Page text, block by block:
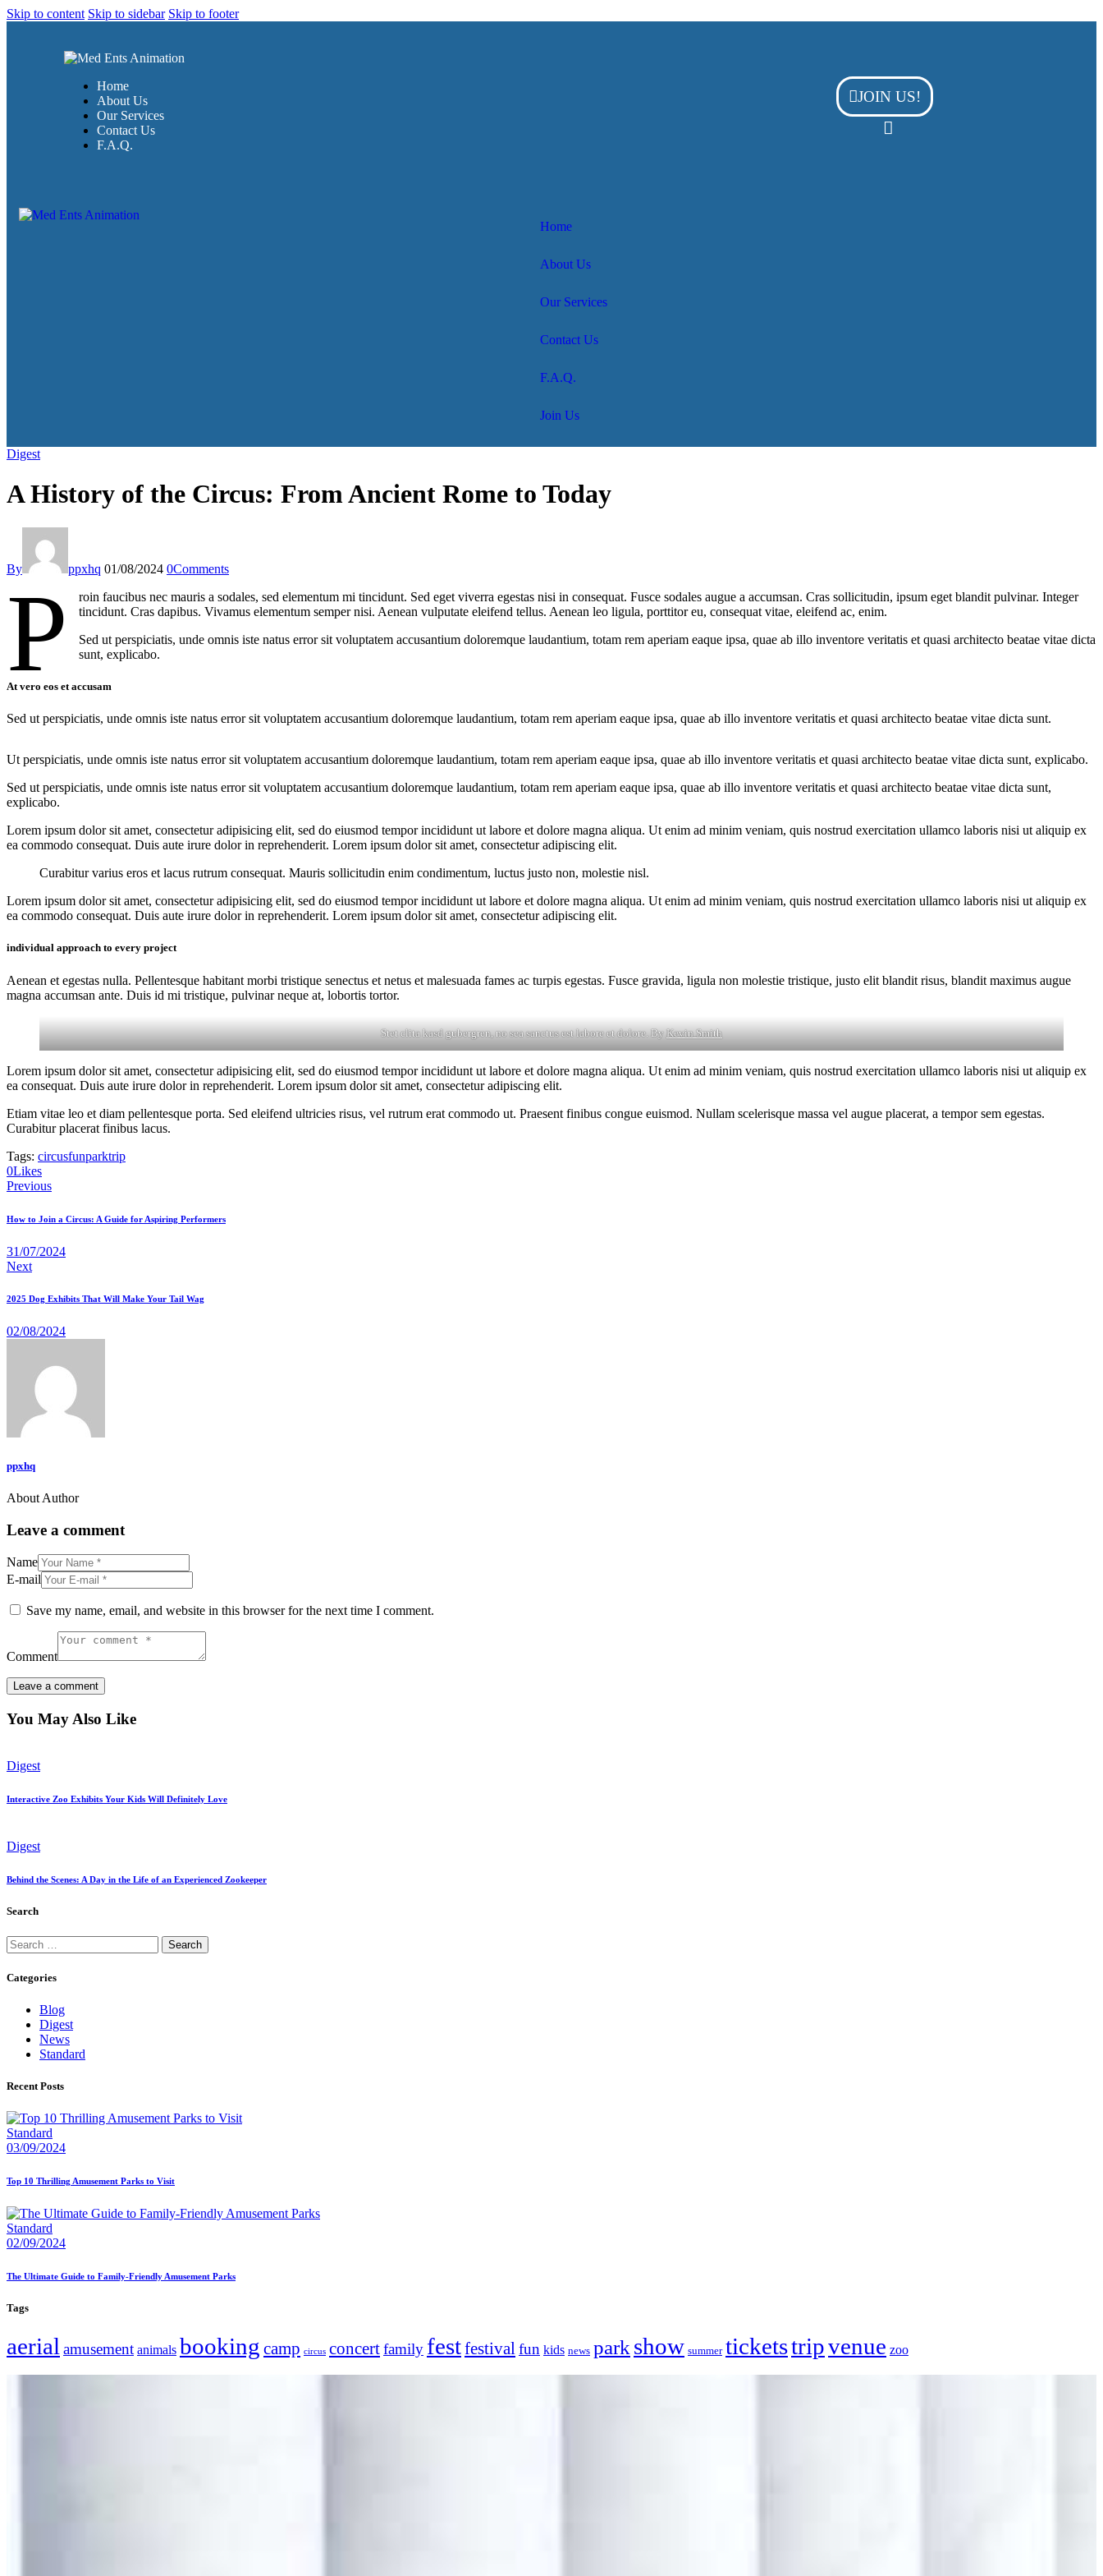
Skip to content Skip to sidebar Skip to footer
Home
About Us
Our Services
Contact Us
F.A.Q.
JOIN US!
Home
About Us
Our Services
Contact Us
F.A.Q.
Join Us
Digest
A History of the Circus: From Ancient Rome to Today
By ppxhq 01/08/2024 0Comments
P
roin faucibus nec mauris a sodales, sed elementum mi tincidunt. Sed eget viverra egestas nisi in consequat. Fusce sodales augue a accumsan. Cras sollicitudin, ipsum eget blandit pulvinar. Integer
tincidunt. Cras dapibus. Vivamus elementum semper nisi. Aenean vulputate eleifend tellus. Aenean leo ligula, porttitor eu, consequat vitae, eleifend ac, enim.
Sed ut perspiciatis, unde omnis iste natus error sit voluptatem accusantium doloremque laudantium, totam rem aperiam eaque ipsa, quae ab illo inventore veritatis et quasi architecto beatae vitae dicta
sunt, explicabo.
At vero eos et accusam
Sed ut perspiciatis, unde omnis iste natus error sit voluptatem accusantium doloremque laudantium, totam rem aperiam eaque ipsa, quae ab illo inventore veritatis et quasi architecto beatae vitae dicta sunt.
Ut perspiciatis, unde omnis iste natus error sit voluptatem accusantium doloremque laudantium, totam rem aperiam eaque ipsa, quae ab illo inventore veritatis et quasi architecto beatae vitae dicta sunt, explicabo.
Sed ut perspiciatis, unde omnis iste natus error sit voluptatem accusantium doloremque laudantium, totam rem aperiam eaque ipsa, quae ab illo inventore veritatis et quasi architecto beatae vitae dicta sunt,
explicabo.
Lorem ipsum dolor sit amet, consectetur adipisicing elit, sed do eiusmod tempor incididunt ut labore et dolore magna aliqua. Ut enim ad minim veniam, quis nostrud exercitation ullamco laboris nisi ut aliquip ex
ea commodo consequat. Duis aute irure dolor in reprehenderit. Lorem ipsum dolor sit amet, consectetur adipiscing elit.
Curabitur varius eros et lacus rutrum consequat. Mauris sollicitudin enim condimentum, luctus justo non, molestie nisl.
Lorem ipsum dolor sit amet, consectetur adipisicing elit, sed do eiusmod tempor incididunt ut labore et dolore magna aliqua. Ut enim ad minim veniam, quis nostrud exercitation ullamco laboris nisi ut aliquip ex
ea commodo consequat. Duis aute irure dolor in reprehenderit. Lorem ipsum dolor sit amet, consectetur adipiscing elit.
individual approach to every project
Aenean et egestas nulla. Pellentesque habitant morbi tristique senectus et netus et malesuada fames ac turpis egestas. Fusce gravida, ligula non molestie tristique, justo elit blandit risus, blandit maximus augue
magna accumsan ante. Duis id mi tristique, pulvinar neque at, lobortis tortor.
Stet clita kasd gubergren, no sea sanctus est labore et dolore. ByKevin Smith
Lorem ipsum dolor sit amet, consectetur adipisicing elit, sed do eiusmod tempor incididunt ut labore et dolore magna aliqua. Ut enim ad minim veniam, quis nostrud exercitation ullamco laboris nisi ut aliquip ex
ea consequat. Duis aute irure dolor in reprehenderit. Lorem ipsum dolor sit amet, consectetur adipiscing elit.
Etiam vitae leo et diam pellentesque porta. Sed eleifend ultricies risus, vel rutrum erat commodo ut. Praesent finibus congue euismod. Nullam scelerisque massa vel augue placerat, a tempor sem egestas.
Curabitur placerat finibus lacus.
Tags: circusfunparktrip
0Likes
Previous
How to Join a Circus: A Guide for Aspiring Performers
31/07/2024
Next
2025 Dog Exhibits That Will Make Your Tail Wag
02/08/2024
ppxhq
About Author
Leave a comment
Name
E-mail
Save my name, email, and website in this browser for the next time I comment.
Comment
You May Also Like
Digest
Interactive Zoo Exhibits Your Kids Will Definitely Love
Digest
Behind the Scenes: A Day in the Life of an Experienced Zookeeper
Search
Categories
Blog
Digest
News
Standard
Recent Posts
Standard
03/09/2024
Top 10 Thrilling Amusement Parks to Visit
Standard
02/09/2024
The Ultimate Guide to Family-Friendly Amusement Parks
Tags
aerialamusement animals booking camp circus concertfamily festfestival fun kids news parkshow summer ticketstripvenue zoo